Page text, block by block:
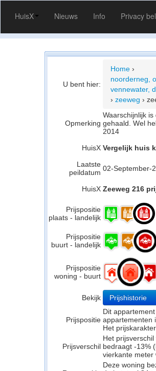
HuisX Nieuws Info Privacy
U bent hier:
Home ›
noorderneg,
vennewater,
› zeeweg ›
Opmerking
Waarschijnlijk
gehaald. Wel
2014
HuisX Vergelijk huis
Laatste
peildatum 02-September-
HuisX Zeeweg 216
Prijspositie
plaats - landelijk
Prijspositie
buurt - landelijk
Prijspositie
woning - buurt
Bekijk Prijshistorie
Prijspositie
Dit
appartementen
Het
Prijsverschil
Het
bedraagt -13%
vierkante meter
Deze woning